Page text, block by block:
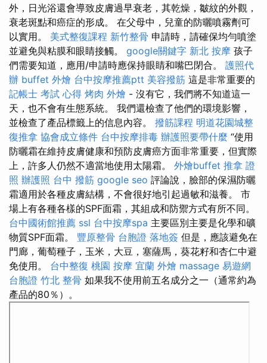
外，日光浴還會導致皮膚過早衰老，其乾燥，皺紋的外觀，
衰老斑點和癌症的形成。 在父母中，兒童的防曬噴霧劑可
以實用。 美式整復課程 新竹整骨 申請時，請確保均勻噴塗
並避免與粘膜和眼睛接觸。 google關鍵字 新北 按摩 孩子
們需要知道，應用/申請時應保持眼睛和嘴巴閉合。 護照代
辦 buffet 外燴 台中按摩推薦ptt 美容撥筋 這是非常重要的
記帳士 考試 心得 烤肉 外燴 - 沒有它，我們將不知道這一
天，也不會有生態系統。 我們還檢查了他們的環境影響，
並檢查了產品標籤上的信息內容。 撥筋課程 明道花園城整
復推拿 協會成立條件 台中按摩排毒 辦護照要帶什麼 “使用
防曬霜在維持皮膚健康和預防皮膚癌方面非常重要，但實際
上，許多人仍然不適當地使用太陽霜。 外燴buffet 推拿 證
照 辦護照 台中 撥筋 google seo 評論說，臉部的保濕防曬
霜適用於各種皮膚結構，不會很好地引起過敏和滋養。 市
場上有各種各樣的SPF面霜，其組成和防禦方式有所不同。
台中國術館推薦 ssl 台中按摩spa 主要區別主要是化學和礦
物質SPF面霜。 豐原整骨 台胞證 落地簽 但是，應該避免在
門廊，葡萄種子，玉米，大豆，塞薩馬，葵花籽和杏仁中避
免使用。 台中整復 桃園 按摩 宜蘭 外燴 massage 易遊網
台胞證 竹北 整骨 如果我不使用前五名成分之一（通常約為
產品的80％）。